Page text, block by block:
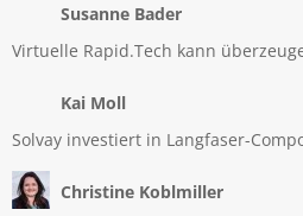
Susanne Bader
Virtuelle Rapid.Tech kann
Kai Moll
Solvay investiert in Langfaser-
Christine Koblmiller